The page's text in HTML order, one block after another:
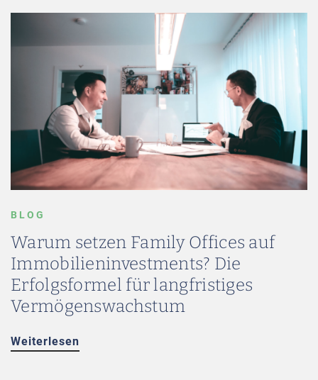
BLOG
Warum setzen Family Offices auf
Immobilieninvestments? Die
Erfolgsformel für langfristiges
Vermögenswachstum
Weiterlesen